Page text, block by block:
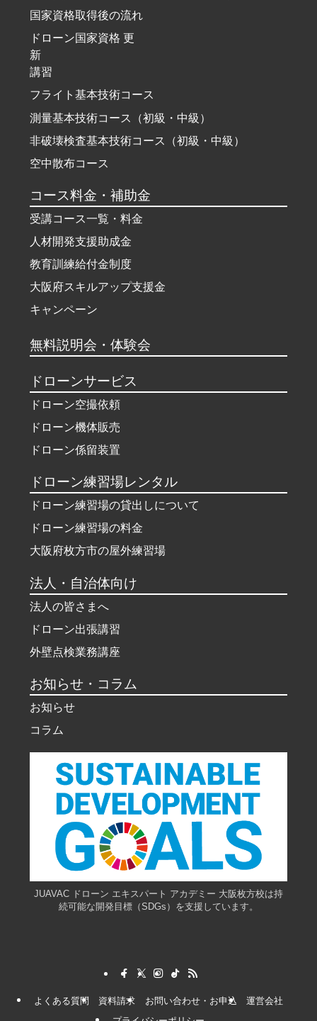
国家資格取得後の流れ
ドローン国家資格 更
新
講習
フライト基本技術コース
測量基本技術コース（初級・中級）
非破壊検査基本技術コース（初級・中級）
空中散布コース
コース料金・補助金
受講コース一覧・料金
人材開発支援助成金
教育訓練給付金制度
大阪府スキルアップ支援金
キャンペーン
無料説明会・体験会
ドローンサービス
ドローン空撮依頼
ドローン機体販売
ドローン係留装置
ドローン練習場レンタル
ドローン練習場の貸出しについて
ドローン練習場の料金
大阪府枚方市の屋外練習場
法人・自治体向け
法人の皆さまへ
ドローン出張講習
外壁点検業務講座
お知らせ・コラム
お知らせ
コラム
JUAVAC ドローン エキスパート アカデミー 大阪枚方校は持
続可能な開発目標（SDGs）を支援しています。
よくある質問 資料請求 お問い合わせ・お申込
運営会社